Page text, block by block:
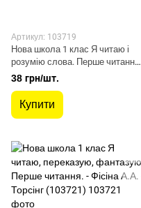
Артикул: 103719
Нова школа 1 клас Я читаю і
розумію слова. Перше читання.
- Коченгіна М.В. - Торсінг
(103719)
38 грн/шт.
Купити